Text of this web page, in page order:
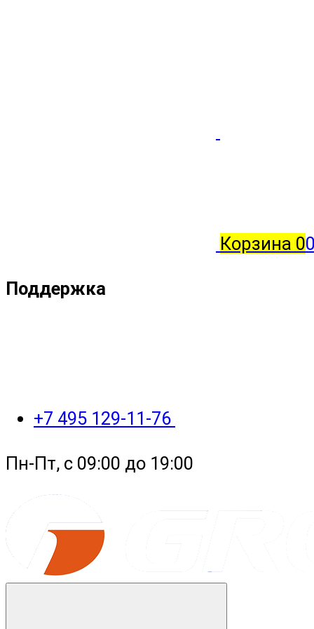
Корзина 0
Поддержка
+7 495 129-11-76
Пн-Пт, с 09:00 до 19:00